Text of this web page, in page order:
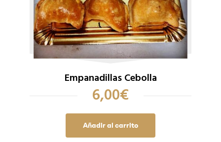
Empanadillas Cebolla
6,00€
Añadir al carrito